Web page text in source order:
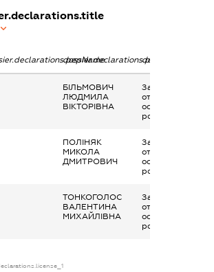
dossier.declarations.personName
БІЛЬМОВИЧ
ЛЮДМИЛА
ВІКТОРІВНА
Заробітна плата
отримана за
основним місцем
роботи
ПОЛІНЯК
МИКОЛА
ДМИТРОВИЧ
Заробітна плата
отримана за
основним місцем
роботи
ТОНКОГОЛОС
ВАЛЕНТИНА
МИХАЙЛІВНА
Заробітна плата
отримана за
основним місцем
роботи